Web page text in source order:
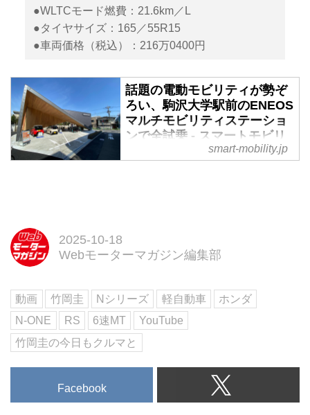
●WLTCモード燃費：21.6km／L
●タイヤサイズ：165／55R15
●車両価格（税込）：216万0400円
話題の電動モビリティが勢ぞ
ろい、駒沢大学駅前のENEOS
マルチモビリティステーショ
ンで全試乗 - スマートモビリ
二輪スクーターを選べる、文字ど
る。
smart-mobility.jp
2025-10-18
Webモーターマガジン編集部
動画 竹岡圭 Nシリーズ 軽自動車
ホンダ
N-ONE
RS 6速MT
YouTube
竹岡圭の今日もクルマと
Facebook